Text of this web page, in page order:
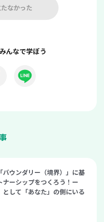
なかった
んなで学ぼう
バウンダリー（境界）」に基
ナーシップをつくろう！ー
として「あなた」の側にいる